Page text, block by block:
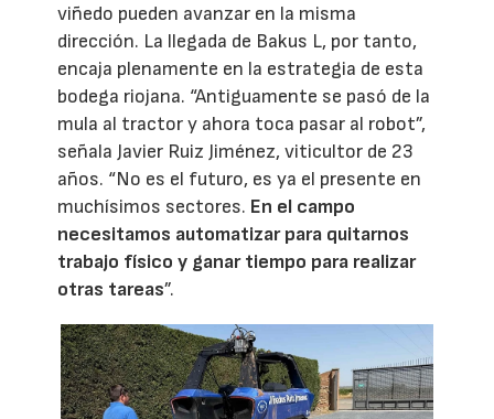
viñedo pueden avanzar en la misma
dirección. La llegada de Bakus L, por tanto,
encaja plenamente en la estrategia de esta
bodega riojana. “Antiguamente se pasó de la
mula al tractor y ahora toca pasar al robot”,
señala Javier Ruiz Jiménez, viticultor de 23
años. “No es el futuro, es ya el presente en
muchísimos sectores. En el campo
necesitamos automatizar para quitarnos
trabajo físico y ganar tiempo para realizar
otras tareas”.